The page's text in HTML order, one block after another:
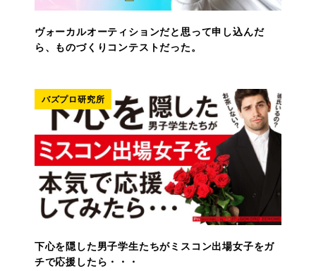
ヴォーカルオーティションだと思って申し込んだ
ら、ものづくりコンテストだった。
バズプロ研究所
下心を隠した男子学生たちがミスコン出場女子をガ
チで応援したら・・・